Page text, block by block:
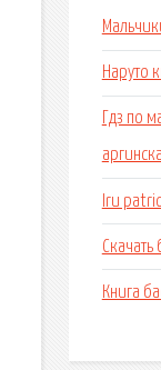
Наруто
Гдз по
Iru
Книга